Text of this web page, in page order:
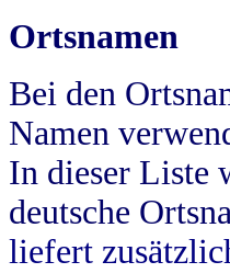
Ortsnamen
Bei den
Namen
In dieser Liste
deutsche
liefert